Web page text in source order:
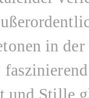
in
Stille